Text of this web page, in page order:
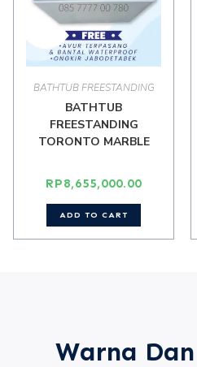
BATHTUB FREESTANDING
BATHTUB
FREESTANDING
TORONTO MARBLE
RP8,655,000.00
ADD TO CART
Warna